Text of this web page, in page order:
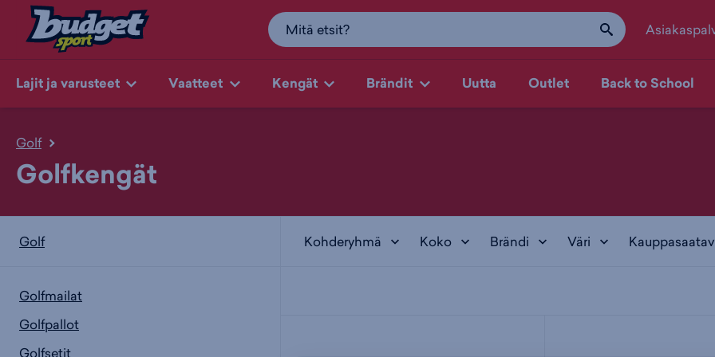
Lajit ja varusteet Vaatteet Kengät Brändit Uutta Outlet Back to School
Golf
Golfkengät
Golf
Golfmailat
Golfpallot
Golfsetit
Kohderyhmä Koko Brändi Väri